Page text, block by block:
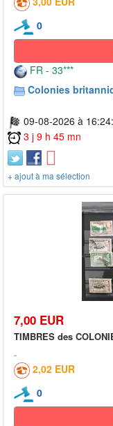
0
FR - 33***
Colonies
09-08-2026 à
3 j 9 h 45 mn
+ ajout à ma sélection
7,00 EUR
TIMBRES des
2,02 EUR
0